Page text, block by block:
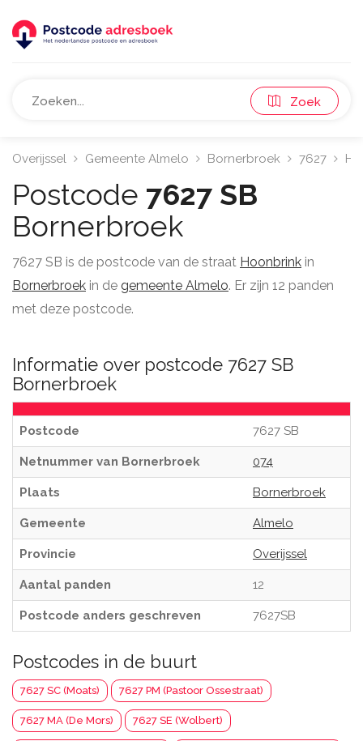
Zoek
Overijssel Gemeente Almelo Bornerbroek 7627
Postcode 7627 SB
Bornerbroek
7627 SB is de postcode van de straat Hoonbrink in
Bornerbroek in de gemeente Almelo. Er zijn 12 panden
met deze postcode.
Informatie over postcode 7627 SB
Bornerbroek
Postcode 7627 SB
Netnummer van Bornerbroek 074
Plaats Bornerbroek
Gemeente Almelo
Provincie Overijssel
Aantal panden 12
Postcode anders geschreven 7627SB
Postcodes in de buurt
7627 SC (Moats) 7627 PM (Pastoor Ossestraat)
7627 MA (De Mors) 7627 SE (Wolbert)